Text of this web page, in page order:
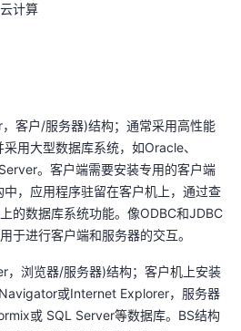
计算
客户/服务器)结构；通常采用高性能
用大型数据库系统，如Oracle、
。客户端需要安装专用的客户端
，应用程序驻留在客户机上，通过查
的数据库系统功能。像ODBC和JDBC
于进行客户端和服务器的交互。
，浏览器/服务器)结构；客户机上安装
或Internet Explorer，服务器
或 SQL Server等数据库。BS结构